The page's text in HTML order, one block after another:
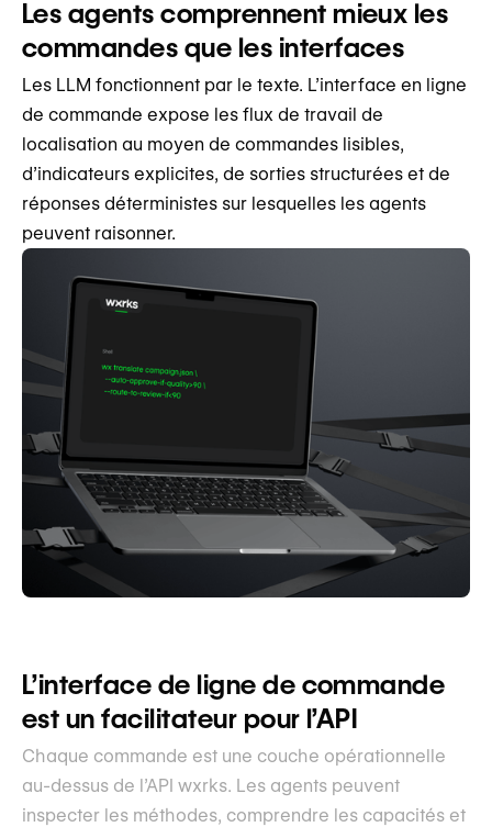
Les agents comprennent mieux les
commandes que les interfaces
Les LLM fonctionnent par le texte. L’interface en ligne
de commande expose les flux de travail de
localisation au moyen de commandes lisibles,
d’indicateurs explicites, de sorties structurées et de
réponses déterministes sur lesquelles les agents
peuvent raisonner.
L’interface de ligne de commande
est un facilitateur pour l’API
Chaque commande est une couche opérationnelle
au-dessus de l’API wxrks. Les agents peuvent
inspecter les méthodes, comprendre les capacités et